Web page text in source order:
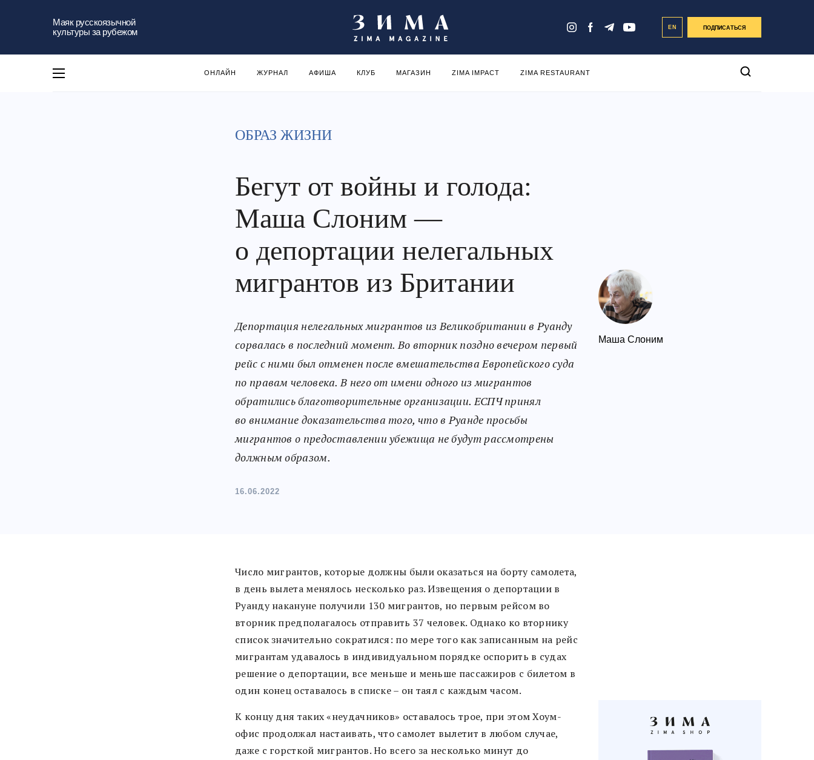
Маяк русскоязычной
культуры за рубежом
EN ПОДПИСАТЬСЯ
ОНЛАЙН ЖУРНАЛ АФИША КЛУБ МАГАЗИН ZIMA IMPACT ZIMA RESTAURANT
ОБРАЗ ЖИЗНИ
Бегут от войны и голода:
Маша Слоним —
о депортации нелегальных
мигрантов из Британии
Депортация нелегальных мигрантов из Великобритании в Руанду
сорвалась в последний момент. Во вторник поздно вечером первый
рейс с ними был отменен после вмешательства Европейского суда
по правам человека. В него от имени одного из мигрантов
обратились благотворительные организации. ЕСПЧ принял
во внимание доказательства того, что в Руанде просьбы
мигрантов о предоставлении убежища не будут рассмотрены
должным образом.
16.06.2022
Маша Слоним
Число мигрантов, которые должны были оказаться на борту самолета,
в день вылета менялось несколько раз. Извещения о депортации в
Руанду накануне получили 130 мигрантов, но первым рейсом во
вторник предполагалось отправить 37 человек. Однако ко вторнику
список значительно сократился: по мере того как записанным на рейс
мигрантам удавалось в индивидуальном порядке оспорить в судах
решение о депортации, все меньше и меньше пассажиров с билетом в
один конец оставалось в списке – он таял с каждым часом.
К концу дня таких «неудачников» оставалось трое, при этом Хоум-
офис продолжал настаивать, что самолет вылетит в любом случае,
даже с горсткой мигрантов. Но всего за несколько минут до